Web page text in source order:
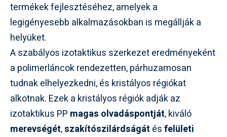
termékek fejlesztéséhez, amelyek a
legigényesebb alkalmazásokban is megállják a
helyüket.
A szabályos izotaktikus szerkezet eredményeként
a polimerláncok rendezetten, párhuzamosan
tudnak elhelyezkedni, és kristályos régiókat
alkotnak. Ezek a kristályos régiók adják az
izotaktikus PP magas olvadáspontját, kiváló
merevségét,szakítószilárdságát ésfelületi